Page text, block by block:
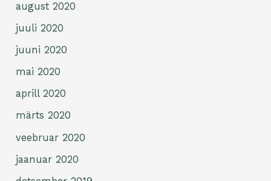
august 2020
juuli 2020
juuni 2020
mai 2020
aprill 2020
märts 2020
veebruar 2020
jaanuar 2020